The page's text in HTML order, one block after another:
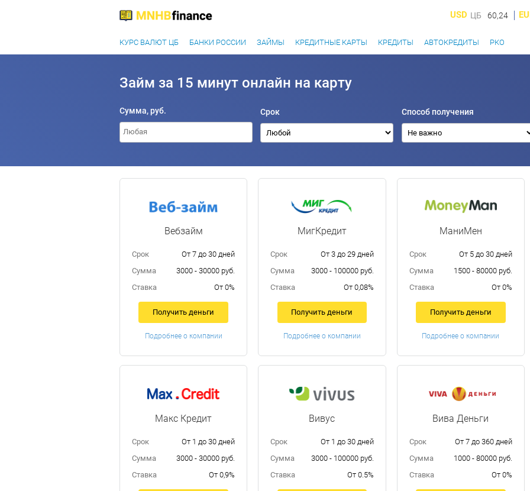
USD ЦБ 60,24
КУРС ВАЛЮТ ЦБ БАНКИ РОССИИ ЗАЙМЫ КРЕДИТНЫЕ КАРТЫ КРЕДИТЫ АВТОКРЕДИТЫ РКО
Займ за 15 минут онлайн на карту
Сумма, руб. Срок Способ получения
Вебзайм
Срок
От 7 до 30 дней
Сумма
3000 - 30000 руб.
Ставка
От 0%
Получить деньги
Подробнее о компании
МигКредит
Срок
От 3 до 29 дней
Сумма
3000 - 100000 руб.
Ставка
От 0,08%
Получить деньги
Подробнее о компании
МаниМен
Срок
От 5 до 30 дней
Сумма
1500 - 80000 руб.
Ставка
От 0%
Получить деньги
Подробнее о компании
Макс Кредит
Срок
От 1 до 30 дней
Сумма
3000 - 30000 руб.
Ставка
От 0,9%
Вивус
Срок
От 1 до 30 дней
Сумма
3000 - 100000 руб.
Ставка
От 0.5%
Вива Деньги
Срок
От 7 до 360 дней
Сумма
1000 - 80000 руб.
Ставка
От 0%